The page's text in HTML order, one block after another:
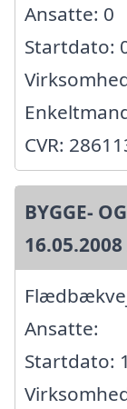
Ansatte: 0
Startdato:
CVR:
BYGGE-
16.05.2008
Ansatte:
Startdato: